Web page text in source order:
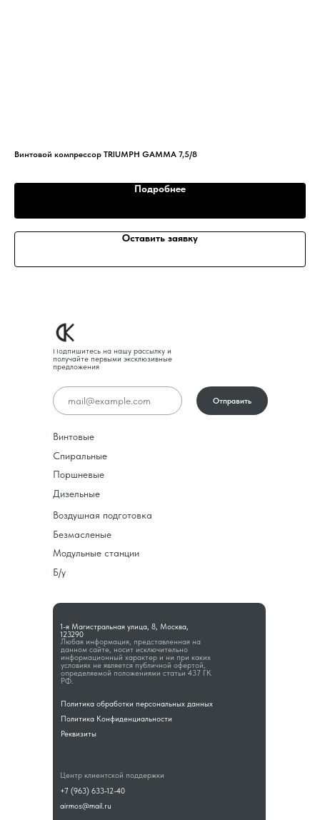
Винтовой компрессор TRIUMPH GAMMA 7,5/8
Подробнее
Оставить заявку
Любая информация, представленная на
данном сайте, носит исключительно
информационный характер и ни при каких
условиях не является публичной офертой,
определяемой положениями статьи 437 ГК
РФ.
1-я Магистральная улица, 8, Москва,
123290
Подпишитесь на нашу рассылку и
получайте первыми эксклюзивные
предложения
Винтовые
Спиральные
Поршневые
Дизельные
Воздушная подготовка
Безмасленые
Модульные станции
Б/у
Политика обработки персональных данных
Политика Конфиденциальности
Реквизиты
Центр клиентской поддержки
+7 (963) 633-12-40
airmos@mail.ru
Отправить